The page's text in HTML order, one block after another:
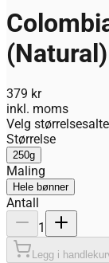
(Natural)
379 kr
inkl. moms
Velg
Størrelse
250g
Maling
Hele bønner
Antall
1
Legg i